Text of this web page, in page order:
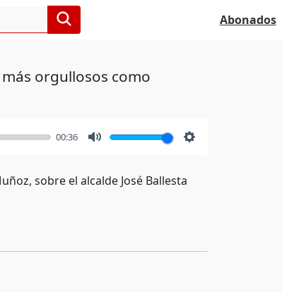
Abonados
orgullosos como
00:36
sobre el alcalde José Ballesta